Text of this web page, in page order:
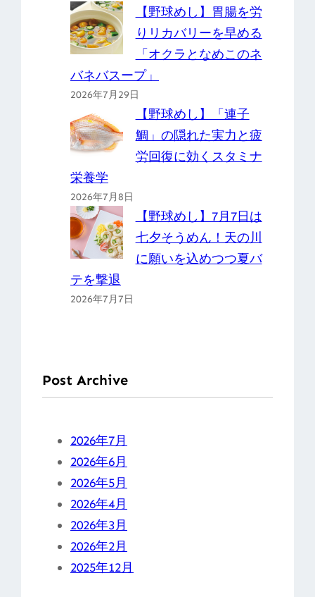
【野球めし】胃腸を労
りリカバリーを早める
「オクラとなめこのネ
バネバスープ」
2026年7月29日
【野球めし】「連子
鯛」の隠れた実力と疲
労回復に効くスタミナ
栄養学
2026年7月8日
【野球めし】7月7日は
七夕そうめん！天の川
に願いを込めつつ夏バ
テを撃退
2026年7月7日
Post Archive
2026年7月
2026年6月
2026年5月
2026年4月
2026年3月
2026年2月
2025年12月